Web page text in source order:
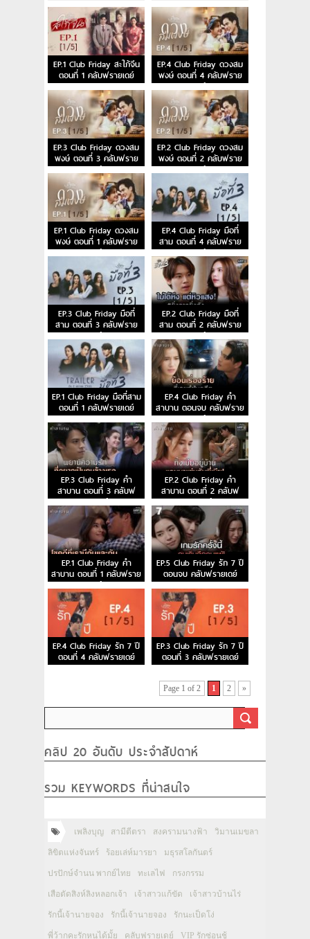
EP.1 Club Friday สะใภ้จีน
ตอนที่ 1 คลับฟรายเดย์
EP.4 Club Friday ดวงสม
พงษ์ ตอนที่ 4 คลับฟราย
เดย์
EP.3 Club Friday ดวงสม
พงษ์ ตอนที่ 3 คลับฟราย
เดย์
EP.2 Club Friday ดวงสม
พงษ์ ตอนที่ 2 คลับฟราย
เดย์
EP.1 Club Friday ดวงสม
พงษ์ ตอนที่ 1 คลับฟราย
เดย์
EP.4 Club Friday มือที่
สาม ตอนที่ 4 คลับฟราย
เดย์
EP.3 Club Friday มือที่
สาม ตอนที่ 3 คลับฟราย
เดย์
EP.2 Club Friday มือที่
สาม ตอนที่ 2 คลับฟราย
เดย์
EP.1 Club Friday มือที่สาม
ตอนที่ 1 คลับฟรายเดย์
EP.4 Club Friday คำ
สาบาน ตอนจบ คลับฟราย
เดย์
EP.3 Club Friday คำ
สาบาน ตอนที่ 3 คลับฟ
รายเดย์
EP.2 Club Friday คำ
สาบาน ตอนที่ 2 คลับฟ
รายเดย์
EP.1 Club Friday คำ
สาบาน ตอนที่ 1 คลับฟราย
เดย์
EP.5 Club Friday รัก 7 ปี
ตอนจบ คลับฟรายเดย์
EP.4 Club Friday รัก 7 ปี
ตอนที่ 4 คลับฟรายเดย์
EP.3 Club Friday รัก 7 ปี
ตอนที่ 3 คลับฟรายเดย์
Page 1 of 2 1 2 »
คลิป 20 อันดับ ประจำสัปดาห์
รวม KEYWORDS ที่น่าสนใจ
เพลิงบุญ สามีตีตรา สงครามนางฟ้า วิมานเมขลา
ลิขิตแห่งจันทร์ ร้อยเล่ห์มารยา มธุรสโลกันตร์
ปรปักษ์จำนน พากย์ไทย ทะเลไฟ กรงกรรม
เสือตัดสิงห์ลิงหลอกเจ้า เจ้าสาวแก้ขัด เจ้าสาวบ้านไร่
รักนี้เจ้านายจอง รักนี้เจ้านายจอง รักนะเป็ดโง่
พี่ว้ากคะรักหนูได้มั้ย คลับฟรายเดย์ VIP รักซ่อนชู้